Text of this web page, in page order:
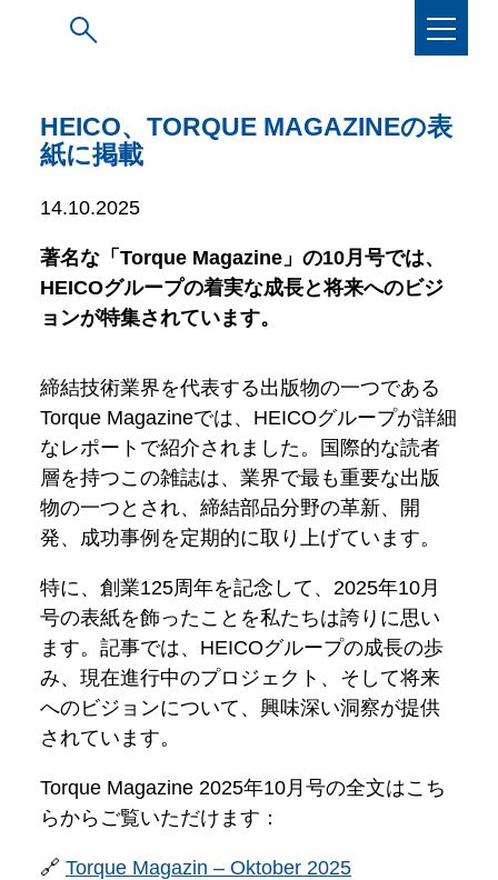
HEICO、TORQUE MAGAZINEの表
紙に掲載
14.10.2025
著名な「Torque Magazine」の10月号では、
HEICOグループの着実な成長と将来へのビジ
ョンが特集されています。
締結技術業界を代表する出版物の一つである
Torque Magazineでは、HEICOグループが詳細
なレポートで紹介されました。国際的な読者
層を持つこの雑誌は、業界で最も重要な出版
物の一つとされ、締結部品分野の革新、開
発、成功事例を定期的に取り上げています。
特に、創業125周年を記念して、2025年10月
号の表紙を飾ったことを私たちは誇りに思い
ます。記事では、HEICOグループの成長の歩
み、現在進行中のプロジェクト、そして将来
へのビジョンについて、興味深い洞察が提供
されています。
Torque Magazine 2025年10月号の全文はこち
らからご覧いただけます：
🔗 Torque Magazin – Oktober 2025